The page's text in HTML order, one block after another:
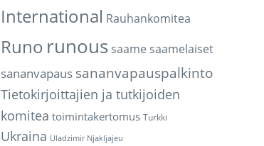
International Rauhankomitea
Runo runous saame saamelaiset
sananvapaus sananvapauspalkinto
Tietokirjoittajien ja tutkijoiden
komitea toimintakertomus Turkki
Ukraina Uladzimir Njakljajeu